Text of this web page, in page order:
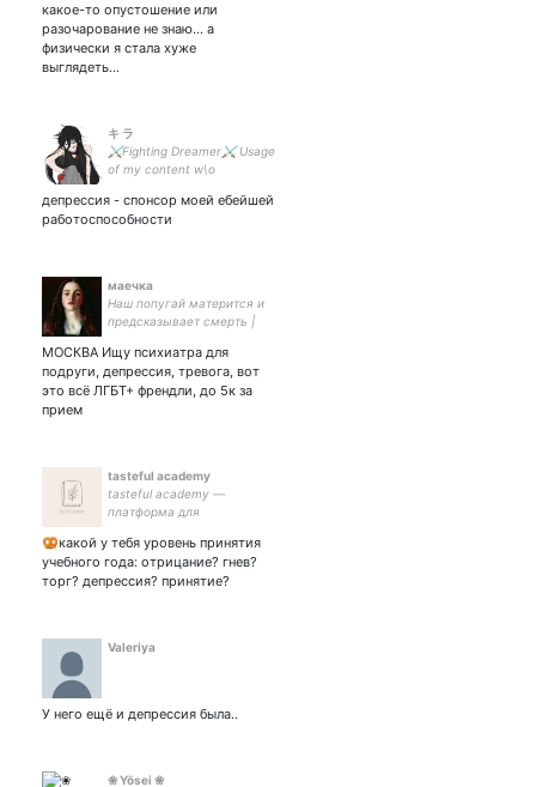
какое-то опустошение или
разочарование не знаю... а
физически я стала хуже
выглядеть…
キ ラ
⚔️Fighting Dreamer⚔️ Usage
of my content w\o
ReboFamily #家庭教師ヒット
マンREBORN! | #KHR |
депрессия - спонсор моей ебейшей
работоспособности
маечка
Наш попугай матерится и
предсказывает смерть |
МОСКВА Ищу психиатра для
подруги, депрессия, тревога, вот
это всё ЛГБТ+ френдли, до 5к за
прием
tasteful academy
tasteful academy —
платформа для
вместе готовиться к ЕГЭ,
слушать лекции и
вдохновляться?
🥨какой у тебя уровень принятия
учебного года: отрицание? гнев?
торг? депрессия? принятие?
Valeriya
У него ещё и депрессия была..
❀ Yōsei ❀